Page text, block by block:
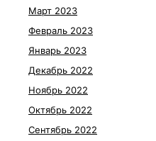
Март 2023
Февраль 2023
Январь 2023
Декабрь 2022
Ноябрь 2022
Октябрь 2022
Сентябрь 2022